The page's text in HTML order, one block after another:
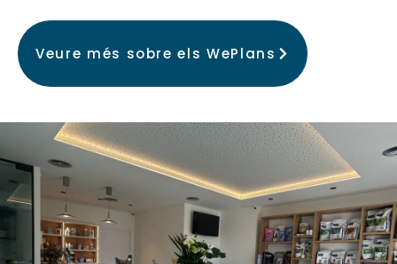
Veure més sobre els WePlans